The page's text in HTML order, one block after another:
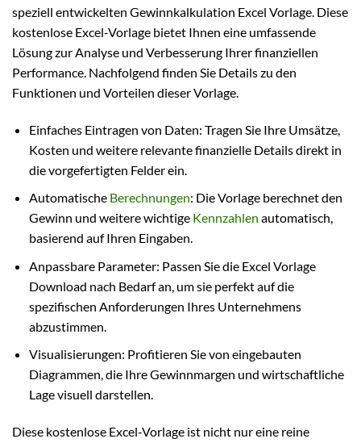
speziell entwickelten Gewinnkalkulation Excel Vorlage. Diese
kostenlose Excel-Vorlage bietet Ihnen eine umfassende
Lösung zur Analyse und Verbesserung Ihrer finanziellen
Performance. Nachfolgend finden Sie Details zu den
Funktionen und Vorteilen dieser Vorlage.
Einfaches Eintragen von Daten: Tragen Sie Ihre Umsätze,
Kosten und weitere relevante finanzielle Details direkt in
die vorgefertigten Felder ein.
Automatische Berechnungen: Die Vorlage berechnet den
Gewinn und weitere wichtige Kennzahlen automatisch,
basierend auf Ihren Eingaben.
Anpassbare Parameter: Passen Sie die Excel Vorlage
Download nach Bedarf an, um sie perfekt auf die
spezifischen Anforderungen Ihres Unternehmens
abzustimmen.
Visualisierungen: Profitieren Sie von eingebauten
Diagrammen, die Ihre Gewinnmargen und wirtschaftliche
Lage visuell darstellen.
Diese kostenlose Excel-Vorlage ist nicht nur eine reine